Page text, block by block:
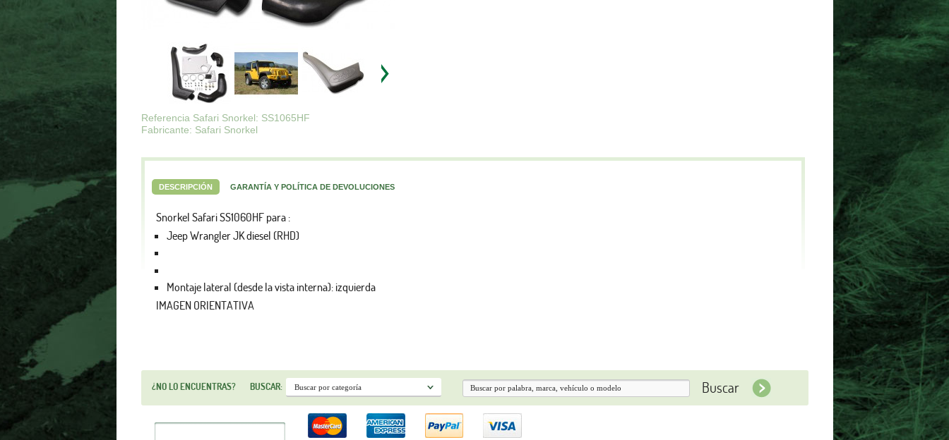
Referencia Safari Snorkel: SS1065HF
Fabricante: Safari Snorkel
DESCRIPCIÓN GARANTÍA Y POLÍTICA DE DEVOLUCIONES
Snorkel Safari SS1060HF para :
Jeep Wrangler JK diesel (RHD)
Montaje lateral (desde la vista interna): izquierda
IMAGEN ORIENTATIVA
¿NO LO ENCUENTRAS? BUSCAR: